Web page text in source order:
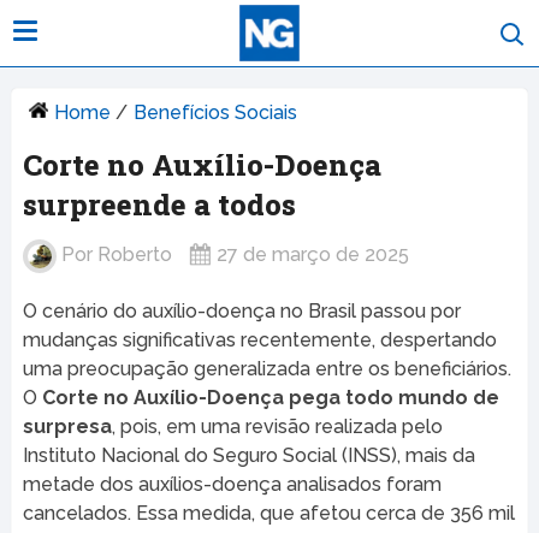
Home / Benefícios Sociais
Corte no Auxílio-Doença
surpreende a todos
Por Roberto 27 de março de 2025
O cenário do auxílio-doença no Brasil passou por
mudanças significativas recentemente, despertando
uma preocupação generalizada entre os beneficiários.
O Corte no Auxílio-Doença pega todo mundo de
surpresa, pois, em uma revisão realizada pelo
Instituto Nacional do Seguro Social (INSS), mais da
metade dos auxílios-doença analisados foram
cancelados. Essa medida, que afetou cerca de 356 mil